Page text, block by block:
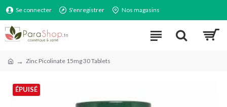
Se connecter S'enregistrer Nos magasins
Zinc Picolinate 15mg 30 Tablets
ÉPUISÉ